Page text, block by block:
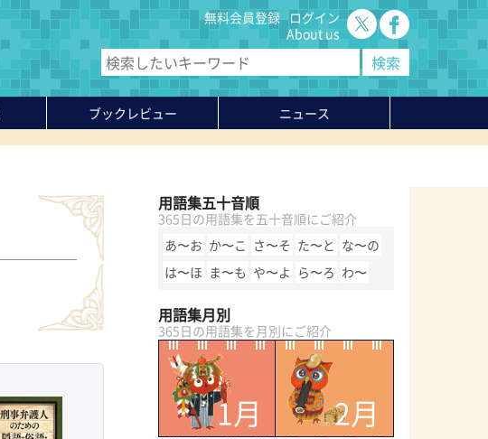
無料会員登録 ログイン
About us
ブックレビュー
ニュース
用語集五十音順
365日の用語集を五十音順にご紹介
あ〜お か〜こ さ〜そ た〜と な〜の
は〜ほ ま〜も や〜よ ら〜ろ わ〜
用語集月別
365日の用語集を月別にご紹介
1月 2月